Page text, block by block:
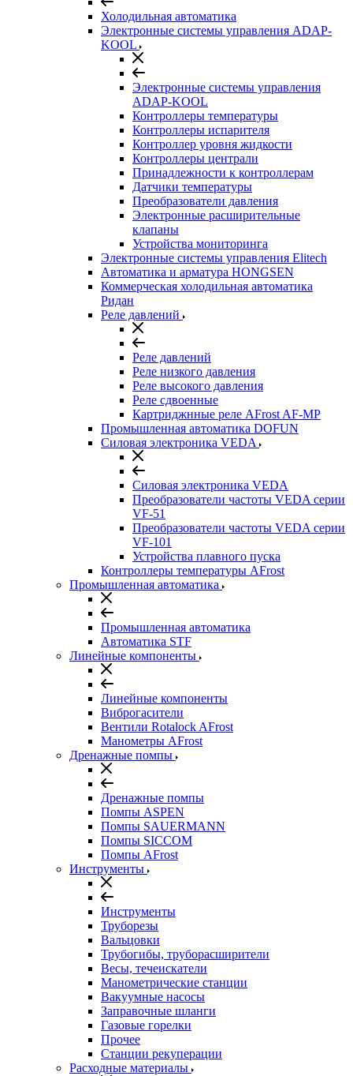
Холодильная автоматика
Электронные системы управления ADAP-
KOOL
Электронные системы управления
ADAP-KOOL
Контроллеры температуры
Контроллеры испарителя
Контроллер уровня жидкости
Контроллеры централи
Принадлежности к контроллерам
Датчики температуры
Преобразователи давления
Электронные расширительные
клапаны
Устройства мониторинга
Электронные системы управления Elitech
Автоматика и арматура HONGSEN
Коммерческая холодильная автоматика
Ридан
Реле давлений
Реле давлений
Реле низкого давления
Реле высокого давления
Реле сдвоенные
Картриджнные реле AFrost AF-MP
Промышленная автоматика DOFUN
Силовая электроника VEDA
Силовая электроника VEDA
Преобразователи частоты VEDA серии
VF-51
Преобразователи частоты VEDA серии
VF-101
Устройства плавного пуска
Контроллеры температуры AFrost
Промышленная автоматика
Промышленная автоматика
Автоматика STF
Линейные компоненты
Линейные компоненты
Виброгасители
Вентили Rotalock AFrost
Манометры AFrost
Дренажные помпы
Дренажные помпы
Помпы ASPEN
Помпы SAUERMANN
Помпы SICCOM
Помпы AFrost
Инструменты
Инструменты
Труборезы
Вальцовки
Трубогибы, труборасширители
Весы, течеискатели
Манометрические станции
Вакуумные насосы
Заправочные шланги
Газовые горелки
Прочее
Станции рекуперации
Расходные материалы